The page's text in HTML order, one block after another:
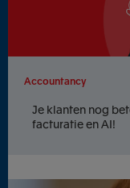
Accountancy
Je klanten nog
facturatie en AI!